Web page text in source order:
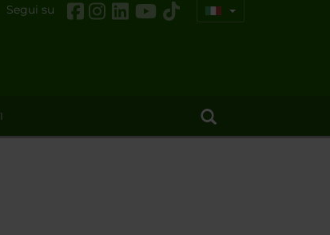
Segui su